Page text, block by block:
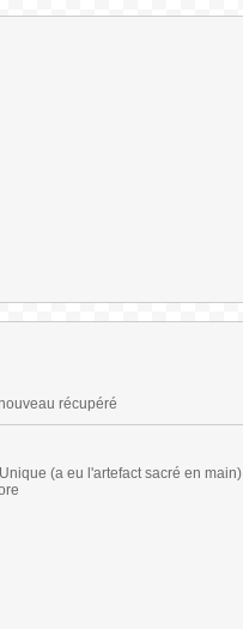
récupéré
(a eu l'artefact sacré en